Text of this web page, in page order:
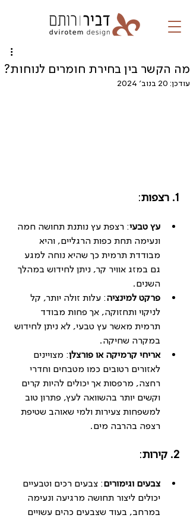
מה הקשר בין בחירת חומרים לנוחות?
עודכן: 20 בנוב׳ 2024
1. רצפות :
עץ טבעי: רצפת עץ נותנת תחושה חמה
ונעימה תחת כפות הרגליים, והיא
מבודדת תרמית כך שהיא נוחה למגע
גם במזג אוויר קר, ניתן לחידוש במהלך
השנים.
פרקט למינציה: עלות זולה יותר, קל
לניקוי ותחזוקה, אך פחות מבודד
תרמית מאשר עץ טבעי, לא ניתן לחידוש
במקרה שחיקה.
אריחי קרמיקה או פורצלן: מצויינים
לאזורים רטובים כמו מטבחים וחדרי
רחצה, מרפסות אך יכולים להיות קרים
וקשים יותר בהשוואה לעץ, פתרון טוב
למשפחות צעירות ולמי שאוהב שטיפת
רצפה בהרבה מים.
2. קירות :
צבעים וגימורים: צבעים רכים וטבעיים
יכולים ליצור תחושה מרגיעה ונעימה
במרחב, בעוד שצבעים כהים עשויים